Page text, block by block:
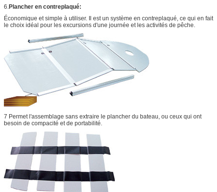
6.Plancher en contreplaqué:
Économique et simple à utiliser. Il est un système en contreplaqué, ce qui en fait
le choix idéal pour les excursions d'une journée et les activités de pêche.
7 Permet l'assemblage sans extraire le plancher du bateau, ou ceux qui ont
besoin de compacité et de portabilité.